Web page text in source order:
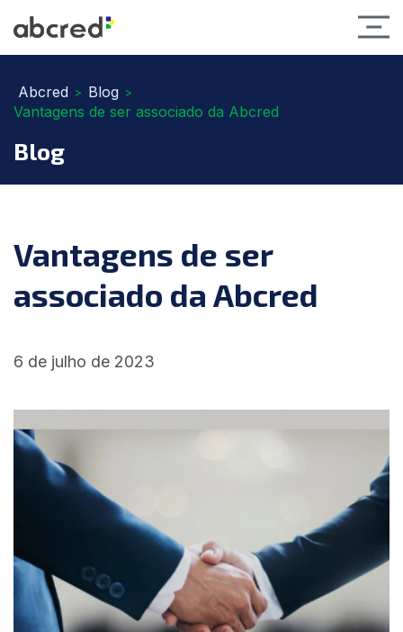
Abcred > Blog >
Vantagens de ser associado da Abcred
Blog
Vantagens de ser
associado da Abcred
6 de julho de 2023